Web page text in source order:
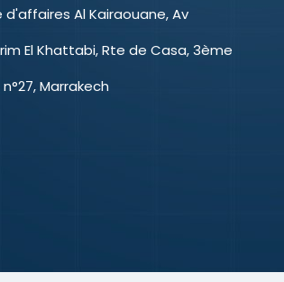
Al Kairaouane, Av
El Khattabi, Rte de Casa, 3ème
Marrakech